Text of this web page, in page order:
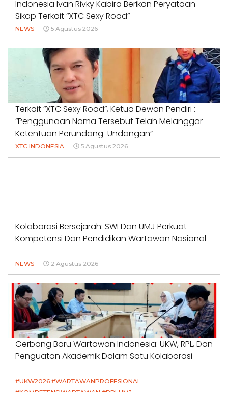
Indonesia Ivan Rivky Kabira Berikan Peryataan
Sikap Terkait “XTC Sexy Road”
NEWS 5 Agustus 2026
Terkait “XTC Sexy Road”, Ketua Dewan Pendiri :
“Penggunaan Nama Tersebut Telah Melanggar
Ketentuan Perundang-Undangan”
XTC INDONESIA 5 Agustus 2026
Kolaborasi Bersejarah: SWI Dan UMJ Perkuat
Kompetensi Dan Pendidikan Wartawan Nasional
NEWS 2 Agustus 2026
Gerbang Baru Wartawan Indonesia: UKW, RPL, Dan
Penguatan Akademik Dalam Satu Kolaborasi
#UKW2026 #WARTAWANPROFESIONAL
#KOMPETENSIWARTAWAN #RPLUMJ